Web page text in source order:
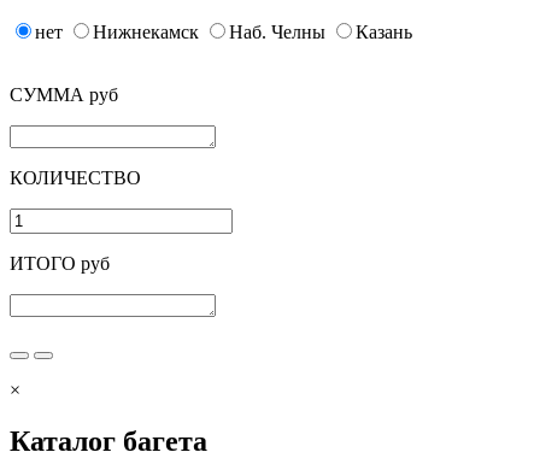
нет Нижнекамск Наб. Челны Казань
СУММА руб
КОЛИЧЕСТВО
ИТОГО руб
×
Каталог багета